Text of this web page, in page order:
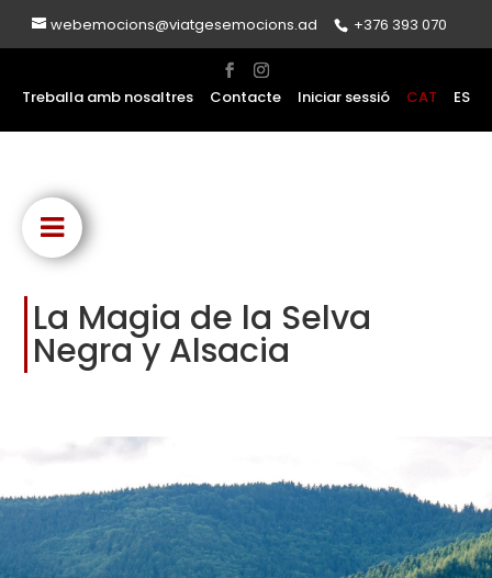
webemocions@viatgesemocions.ad +376 393 070
Treballa amb nosaltres Contacte Iniciar sessió CAT ES
La Magia de la Selva
Negra y Alsacia